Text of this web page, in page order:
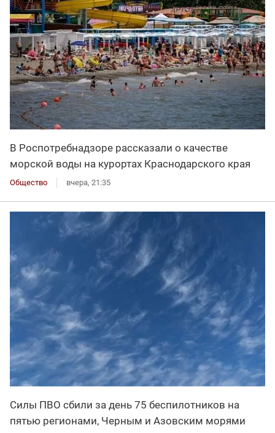
В Роспотребнадзоре рассказали о качестве
морской воды на курортах Краснодарского края
Общество вчера, 21:35
Силы ПВО сбили за день 75 беспилотников на
пятью регионами, Черным и Азовским морями